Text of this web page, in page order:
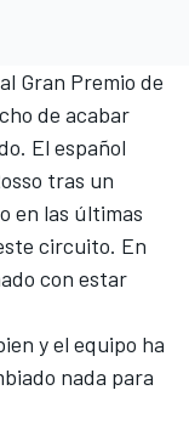
Gran Premio de
de acabar
El español
tras un
en las últimas
circuito. En
con estar
y el equipo ha
nada para